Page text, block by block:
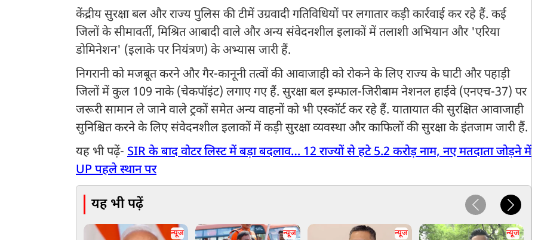
केंद्रीय सुरक्षा बल और राज्य पुलिस की टीमें उग्रवादी गतिविधियों पर लगातार कड़ी कार्रवाई कर रहे हैं. कई
जिलों के सीमावर्ती, मिश्रित आबादी वाले और अन्य संवेदनशील इलाकों में तलाशी अभियान और 'एरिया
डोमिनेशन' (इलाके पर नियंत्रण) के अभ्यास जारी हैं.
निगरानी को मजबूत करने और गैर-कानूनी तत्वों की आवाजाही को रोकने के लिए राज्य के घाटी और पहाड़ी
जिलों में कुल 109 नाके (चेकपॉइंट) लगाए गए हैं. सुरक्षा बल इम्फाल-जिरीबाम नेशनल हाईवे (एनएच-37) पर
जरूरी सामान ले जाने वाले ट्रकों समेत अन्य वाहनों को भी एस्कॉर्ट कर रहे हैं. यातायात की सुरक्षित आवाजाही
सुनिश्चित करने के लिए संवेदनशील इलाकों में कड़ी सुरक्षा व्यवस्था और काफिलों की सुरक्षा के इंतजाम जारी हैं.
यह भी पढ़ें- SIR के बाद वोटर लिस्ट में बड़ा बदलाव… 12 राज्यों से हटे 5.2 करोड़ नाम, नए मतदाता जोड़ने में
UP पहले स्थान पर
यह भी पढ़ें
न्यूज न्यूज न्यूज न्यूज